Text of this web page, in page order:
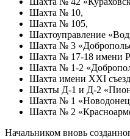
Шахта № 10,
Шахта № 105,
Шахтоуправление
Шахта № 3
Шахта № 17-18 имени
Шахта № 1-2
Шахта имени XXI
Шахты Д-1 и Д-2
Шахта № 1
Шахта № 2
Начальником вновь